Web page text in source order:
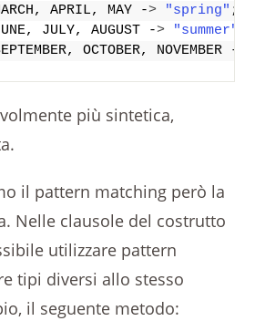
APRIL, MAY -> "spring" ;
JULY, AUGUST -> "summer"
OCTOBER, NOVEMBER -
più sintetica,
il pattern matching però la
Nelle clausole del costrutto
utilizzare pattern
tipi diversi allo stesso
il seguente metodo: